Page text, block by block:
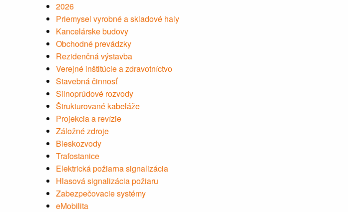
2026
Priemysel vyrobné a skladové haly
Kancelárske budovy
Obchodné prevádzky
Rezidenčná výstavba
Verejné inštitúcie a zdravotníctvo
Stavebná činnosť
Silnoprúdové rozvody
Štrukturované kabeláže
Projekcia a revízie
Záložné zdroje
Bleskozvody
Trafostanice
Elektrická požiarna signalizácia
Hlasová signalizácia požiaru
Zabezpečovacie systémy
eMobilita